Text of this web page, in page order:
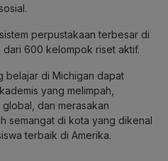
perpustakaan terbesar di
600 kelompok riset aktif.
belajar di Michigan dapat
yang melimpah,
dan merasakan
semangat di kota yang dikenal
terbaik di Amerika.